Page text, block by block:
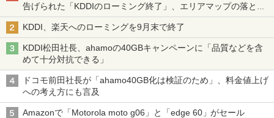
告げられた「KDDIのローミング終了」、エリアマップの落とし
穴と楽天モバイルの課題
KDDI、楽天へのローミングを9月末で終了
KDDI松田社長、ahamoの40GBキャンペーンに「品質などを含
めて十分対抗できる」
ドコモ前田社長が「ahamo40GB化は検証のため」、料金値上げ
への考え方にも言及
Amazonで「Motorola moto g06」と「edge 60」がセール